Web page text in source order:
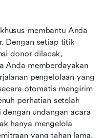
membantu Anda
Dengan setiap titik
donor dilacak,
Anda memberdayakan
pengelolaan yang
otomatis mengirim
perhatian setelah
undangan acara
hanya mengelola
yang tahan lama.